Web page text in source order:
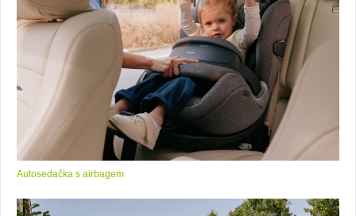
Autosedačka s airbagem